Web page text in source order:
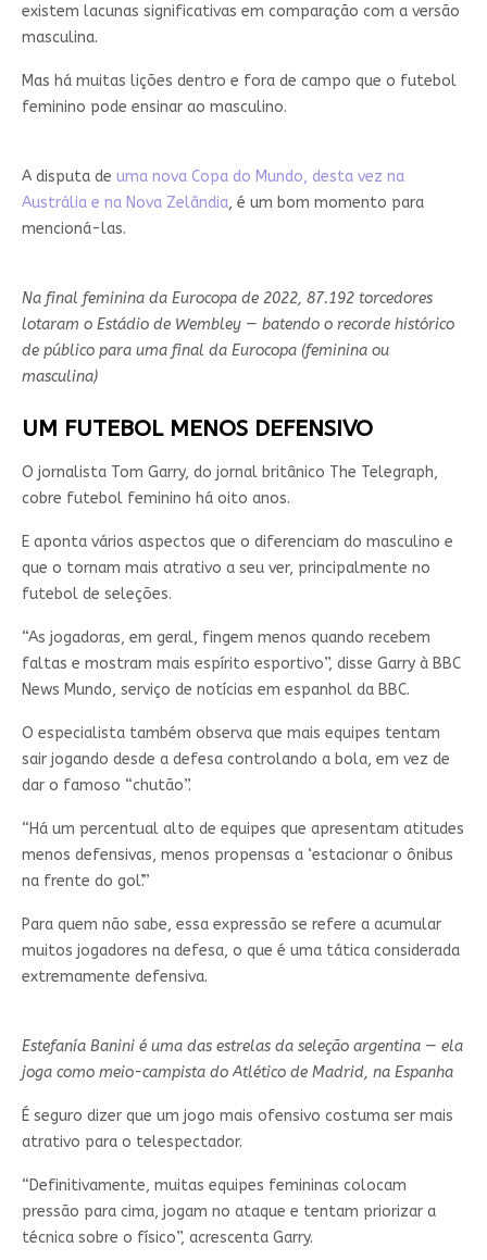
existem lacunas significativas em comparação com a versão
masculina.
Mas há muitas lições dentro e fora de campo que o futebol
feminino pode ensinar ao masculino.
A disputa de uma nova Copa do Mundo, desta vez na
Austrália e na Nova Zelândia, é um bom momento para
mencioná-las.
Na final feminina da Eurocopa de 2022, 87.192 torcedores
lotaram o Estádio de Wembley — batendo o recorde histórico
de público para uma final da Eurocopa (feminina ou
masculina)
UM FUTEBOL MENOS DEFENSIVO
O jornalista Tom Garry, do jornal britânico The Telegraph,
cobre futebol feminino há oito anos.
E aponta vários aspectos que o diferenciam do masculino e
que o tornam mais atrativo a seu ver, principalmente no
futebol de seleções.
“As jogadoras, em geral, fingem menos quando recebem
faltas e mostram mais espírito esportivo”, disse Garry à BBC
News Mundo, serviço de notícias em espanhol da BBC.
O especialista também observa que mais equipes tentam
sair jogando desde a defesa controlando a bola, em vez de
dar o famoso “chutão”.
“Há um percentual alto de equipes que apresentam atitudes
menos defensivas, menos propensas a ‘estacionar o ônibus
na frente do gol’.”
Para quem não sabe, essa expressão se refere a acumular
muitos jogadores na defesa, o que é uma tática considerada
extremamente defensiva.
Estefanía Banini é uma das estrelas da seleção argentina — ela
joga como meio-campista do Atlético de Madrid, na Espanha
É seguro dizer que um jogo mais ofensivo costuma ser mais
atrativo para o telespectador.
“Definitivamente, muitas equipes femininas colocam
pressão para cima, jogam no ataque e tentam priorizar a
técnica sobre o físico”, acrescenta Garry.